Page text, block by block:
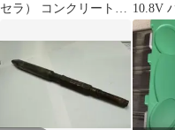
セラ） コンクリートハ
ルポイント
10.8V
ット